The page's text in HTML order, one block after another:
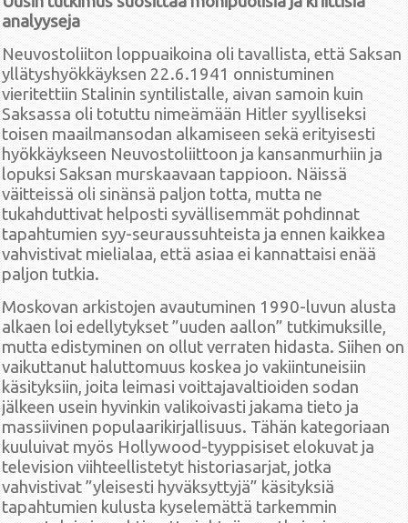
analyyseja
Neuvostoliiton loppuaikoina oli tavallista, että Saksan
yllätyshyökkäyksen 22.6.1941 onnistuminen
vieritettiin Stalinin syntilistalle, aivan samoin kuin
Saksassa oli totuttu nimeämään Hitler syylliseksi
toisen maailmansodan alkamiseen sekä erityisesti
hyökkäykseen Neuvostoliittoon ja kansanmurhiin ja
lopuksi Saksan murskaavaan tappioon. Näissä
väitteissä oli sinänsä paljon totta, mutta ne
tukahduttivat helposti syvällisemmät pohdinnat
tapahtumien syy-seuraussuhteista ja ennen kaikkea
vahvistivat mielialaa, että asiaa ei kannattaisi enää
paljon tutkia.
Moskovan arkistojen avautuminen 1990-luvun alusta
alkaen loi edellytykset ”uuden aallon” tutkimuksille,
mutta edistyminen on ollut verraten hidasta. Siihen on
vaikuttanut haluttomuus koskea jo vakiintuneisiin
käsityksiin, joita leimasi voittajavaltioiden sodan
jälkeen usein hyvinkin valikoivasti jakama tieto ja
massiivinen populaarikirjallisuus. Tähän kategoriaan
kuuluivat myös Hollywood-tyyppisiset elokuvat ja
television viihteellistetyt historiasarjat, jotka
vahvistivat ”yleisesti hyväksyttyjä” käsityksiä
tapahtumien kulusta kyselemättä tarkemmin